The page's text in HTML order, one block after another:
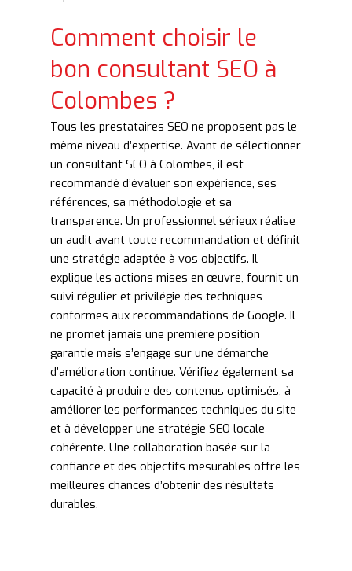
Comment choisir le
bon consultant SEO à
Colombes ?
Tous les prestataires SEO ne proposent pas le
même niveau d’expertise. Avant de sélectionner
un consultant SEO à Colombes, il est
recommandé d’évaluer son expérience, ses
références, sa méthodologie et sa
transparence. Un professionnel sérieux réalise
un audit avant toute recommandation et définit
une stratégie adaptée à vos objectifs. Il
explique les actions mises en œuvre, fournit un
suivi régulier et privilégie des techniques
conformes aux recommandations de Google. Il
ne promet jamais une première position
garantie mais s’engage sur une démarche
d’amélioration continue. Vérifiez également sa
capacité à produire des contenus optimisés, à
améliorer les performances techniques du site
et à développer une stratégie SEO locale
cohérente. Une collaboration basée sur la
confiance et des objectifs mesurables offre les
meilleures chances d’obtenir des résultats
durables.